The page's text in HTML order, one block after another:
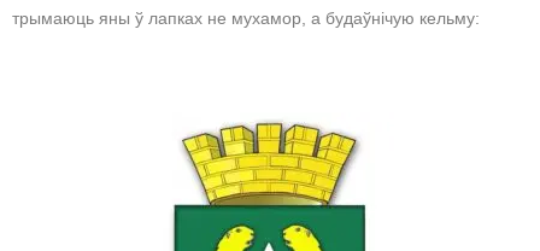
трымаюць яны ў лапках не мухамор, а будаўнічую кельму: